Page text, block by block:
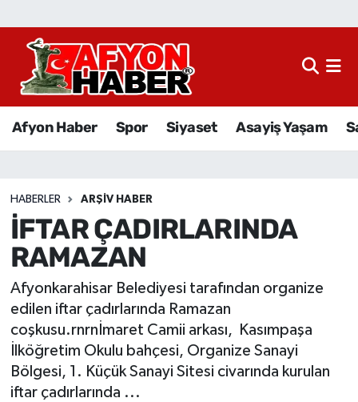
Afyon Haber Spor Siyaset Asayiş Yaşam
HABERLER ARŞIV HABER
İFTAR ÇADIRLARINDA
RAMAZAN
Afyonkarahisar Belediyesi tarafından organize
edilen iftar çadırlarında Ramazan
coşkusu.rnrnİmaret Camii arkası, Kasımpaşa
İlköğretim Okulu bahçesi, Organize Sanayi
Bölgesi, 1. Küçük Sanayi Sitesi civarında kurulan
iftar çadırlarında ...
Afyon Haber
Sağlık
Eğitim
Sivil Toplum
Ekonomi
Magazin